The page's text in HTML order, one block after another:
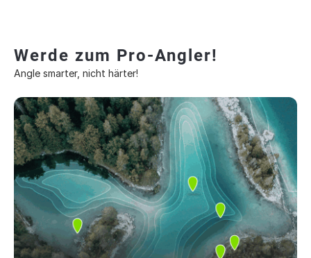
Werde zum Pro-Angler!
Angle smarter, nicht härter!